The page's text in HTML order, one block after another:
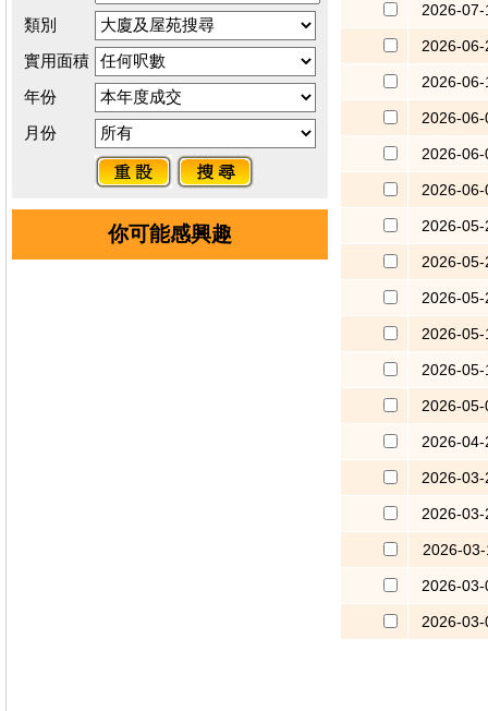
類別
實用面積
年份
月份
你可能感興趣
2026-07-
2026-06-
2026-06-
2026-06-
2026-06-
2026-06-
2026-05-
2026-05-
2026-05-
2026-05-
2026-05-
2026-05-
2026-04-
2026-03-
2026-03-
2026-03-
2026-03-
2026-03-